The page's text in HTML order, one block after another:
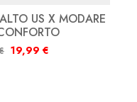
US X MODARE
19,99 €